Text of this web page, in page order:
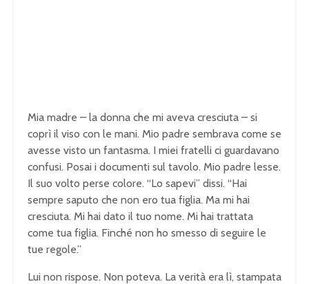
Mia madre – la donna che mi aveva cresciuta – si
coprì il viso con le mani. Mio padre sembrava come se
avesse visto un fantasma. I miei fratelli ci guardavano
confusi. Posai i documenti sul tavolo. Mio padre lesse.
Il suo volto perse colore. “Lo sapevi” dissi. “Hai
sempre saputo che non ero tua figlia. Ma mi hai
cresciuta. Mi hai dato il tuo nome. Mi hai trattata
come tua figlia. Finché non ho smesso di seguire le
tue regole.”
Lui non rispose. Non poteva. La verità era lì, stampata